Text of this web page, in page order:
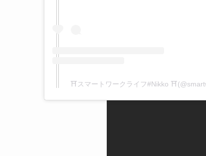
⛩️スマートワークライフ#Nikko